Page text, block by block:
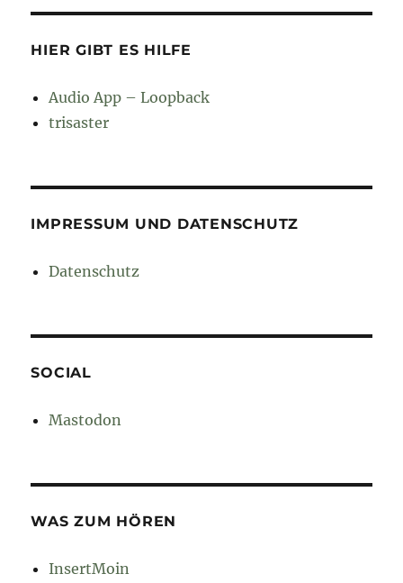
HIER GIBT ES HILFE
Audio App – Loopback
trisaster
IMPRESSUM UND DATENSCHUTZ
Datenschutz
SOCIAL
Mastodon
WAS ZUM HÖREN
InsertMoin